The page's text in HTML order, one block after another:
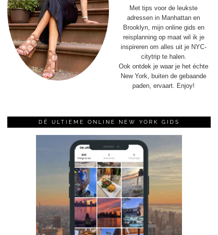
Met tips voor de leukste
adressen in Manhattan en
Brooklyn, mijn online gids en
reisplanning op maat wil ik je
inspireren om alles uit je NYC-
citytrip te halen.
Ook ontdek je waar je het échte
New York, buiten de gebaande
paden, ervaart. Enjoy!
DÉ ULTIEME ONLINE NEW YORK GIDS